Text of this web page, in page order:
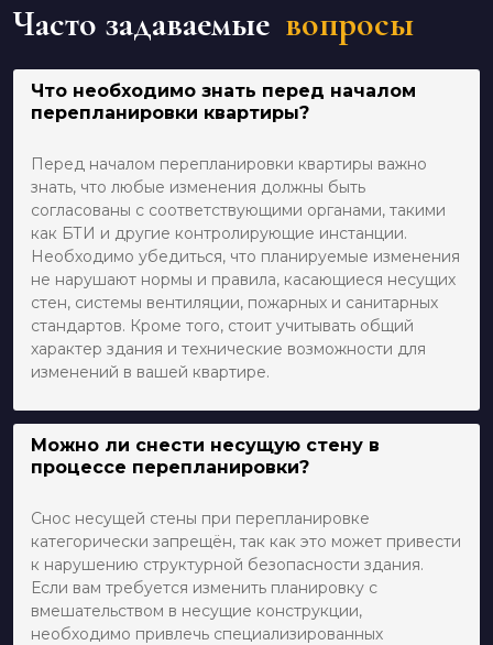
Часто задаваемые вопросы
Что необходимо знать перед началом
перепланировки квартиры?
Перед началом перепланировки квартиры важно
знать, что любые изменения должны быть
согласованы с соответствующими органами, такими
как БТИ и другие контролирующие инстанции.
Необходимо убедиться, что планируемые изменения
не нарушают нормы и правила, касающиеся несущих
стен, системы вентиляции, пожарных и санитарных
стандартов. Кроме того, стоит учитывать общий
характер здания и технические возможности для
изменений в вашей квартире.
Можно ли снести несущую стену в
процессе перепланировки?
Снос несущей стены при перепланировке
категорически запрещён, так как это может привести
к нарушению структурной безопасности здания.
Если вам требуется изменить планировку с
вмешательством в несущие конструкции,
необходимо привлечь специализированных